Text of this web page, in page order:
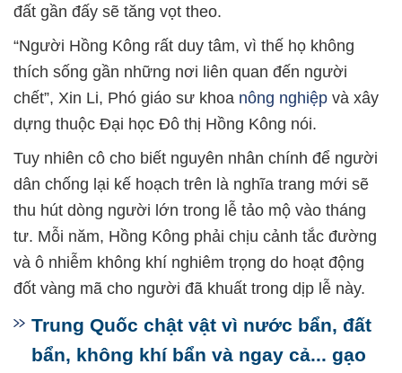
đất gần đấy sẽ tăng vọt theo.
“Người Hồng Kông rất duy tâm, vì thế họ không
thích sống gần những nơi liên quan đến người
chết”, Xin Li, Phó giáo sư khoa nông nghiệp và xây
dựng thuộc Đại học Đô thị Hồng Kông nói.
Tuy nhiên cô cho biết nguyên nhân chính để người
dân chống lại kế hoạch trên là nghĩa trang mới sẽ
thu hút dòng người lớn trong lễ tảo mộ vào tháng
tư. Mỗi năm, Hồng Kông phải chịu cảnh tắc đường
và ô nhiễm không khí nghiêm trọng do hoạt động
đốt vàng mã cho người đã khuất trong dịp lễ này.
Trung Quốc chật vật vì nước bẩn, đất
bẩn, không khí bẩn và ngay cả... gạo